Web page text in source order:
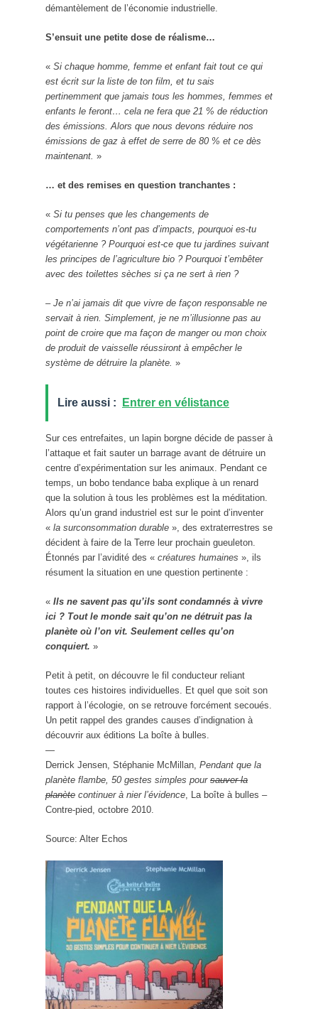
démantèlement de l’économie industrielle.
S’ensuit une petite dose de réalisme…
« Si chaque homme, femme et enfant fait tout ce qui
est écrit sur la liste de ton film, et tu sais
pertinemment que jamais tous les hommes, femmes et
enfants le feront… cela ne fera que 21 % de réduction
des émissions. Alors que nous devons réduire nos
émissions de gaz à effet de serre de 80 % et ce dès
maintenant. »
… et des remises en question tranchantes :
« Si tu penses que les changements de
comportements n’ont pas d’impacts, pourquoi es-tu
végétarienne ? Pourquoi est-ce que tu jardines suivant
les principes de l’agriculture bio ? Pourquoi t’embêter
avec des toilettes sèches si ça ne sert à rien ?
– Je n’ai jamais dit que vivre de façon responsable ne
servait à rien. Simplement, je ne m’illusionne pas au
point de croire que ma façon de manger ou mon choix
de produit de vaisselle réussiront à empêcher le
système de détruire la planète. »
Lire aussi : Entrer en vélistance
Sur ces entrefaites, un lapin borgne décide de passer à
l’attaque et fait sauter un barrage avant de détruire un
centre d’expérimentation sur les animaux. Pendant ce
temps, un bobo tendance baba explique à un renard
que la solution à tous les problèmes est la méditation.
Alors qu’un grand industriel est sur le point d’inventer
« la surconsommation durable », des extraterrestres se
décident à faire de la Terre leur prochain gueuleton.
Étonnés par l’avidité des « créatures humaines », ils
résument la situation en une question pertinente :
« Ils ne savent pas qu’ils sont condamnés à vivre
ici ? Tout le monde sait qu’on ne détruit pas la
planète où l’on vit. Seulement celles qu’on
conquiert. »
Petit à petit, on découvre le fil conducteur reliant
toutes ces histoires individuelles. Et quel que soit son
rapport à l’écologie, on se retrouve forcément secoués.
Un petit rappel des grandes causes d’indignation à
découvrir aux éditions La boîte à bulles.
—
Derrick Jensen, Stéphanie McMillan, Pendant que la
planète flambe, 50 gestes simples pour sauver la
planète continuer à nier l’évidence, La boîte à bulles –
Contre-pied, octobre 2010.
Source: Alter Echos